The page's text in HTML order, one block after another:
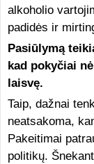
alkoholio
padidės ir
Pasiūlymą
kad pokyčiai
laisvę.
Taip, dažnai
neatsakoma,
Pakeitimai
politikų.